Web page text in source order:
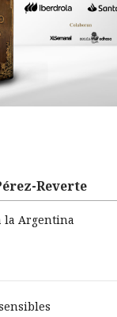
Reverte
la Argentina